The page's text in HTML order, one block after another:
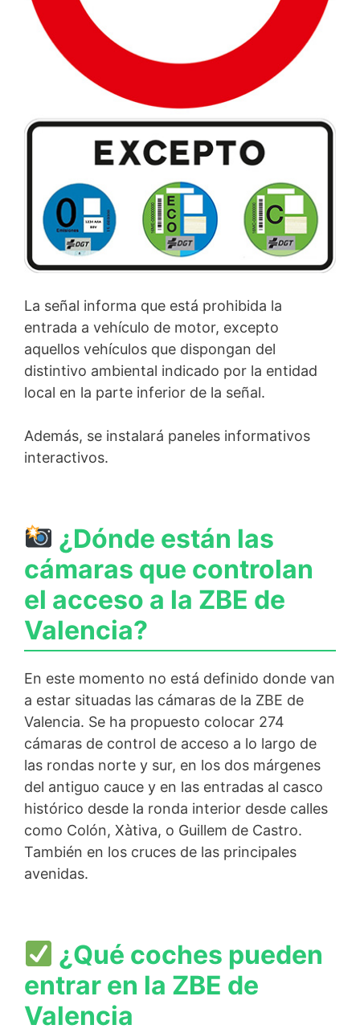
La señal informa que está prohibida la
entrada a vehículo de motor, excepto
aquellos vehículos que dispongan del
distintivo ambiental indicado por la entidad
local en la parte inferior de la señal.
Además, se instalará paneles informativos
interactivos.
¿Dónde están las
cámaras que controlan
el acceso a la ZBE de
Valencia?
En este momento no está definido donde van
a estar situadas las cámaras de la ZBE de
Valencia. Se ha propuesto colocar 274
cámaras de control de acceso a lo largo de
las rondas norte y sur, en los dos márgenes
del antiguo cauce y en las entradas al casco
histórico desde la ronda interior desde calles
como Colón, Xàtiva, o Guillem de Castro.
También en los cruces de las principales
avenidas.
¿Qué coches pueden
entrar en la ZBE de
Valencia